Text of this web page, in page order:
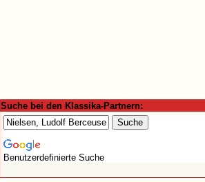
Suche bei den Klassika-Partnern:
Benutzerdefinierte Suche